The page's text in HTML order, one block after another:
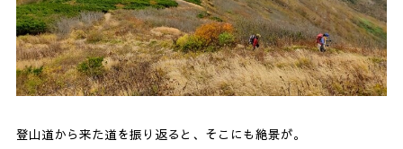
登山道から来た道を振り返ると、そこにも絶景が。